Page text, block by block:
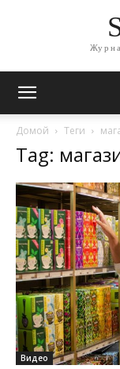
Домой Теги
Tag:
Видео